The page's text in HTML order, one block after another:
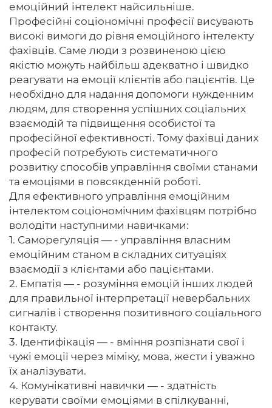
емоційний інтелект найсильніше.
Професійні соціономічні професії висувають
високі вимоги до рівня емоційного інтелекту
фахівців. Саме люди з розвиненою цією
якістю можуть найбільш адекватно і швидко
реагувати на емоції клієнтів або пацієнтів. Це
необхідно для надання допомоги нужденним
людям, для створення успішних соціальних
взаємодій та підвищення особистої та
професійної ефективності. Тому фахівці даних
професій потребують систематичного
розвитку способів управління своїми станами
та емоціями в повсякденній роботі.
Для ефективного управління емоційним
інтелектом соціономічним фахівцям потрібно
володіти наступними навичками:
1. Саморегуляція — - управління власним
емоційним станом в складних ситуаціях
взаємодії з клієнтами або пацієнтами.
2. Емпатія — - розуміння емоцій інших людей
для правильної інтерпретації невербальних
сигналів і створення позитивного соціального
контакту.
3. Ідентифікація — - вміння розпізнати свої і
чужі емоції через міміку, мова, жести і уважно
їх аналізувати.
4. Комунікативні навички — - здатність
керувати своїми емоціями в спілкуванні,